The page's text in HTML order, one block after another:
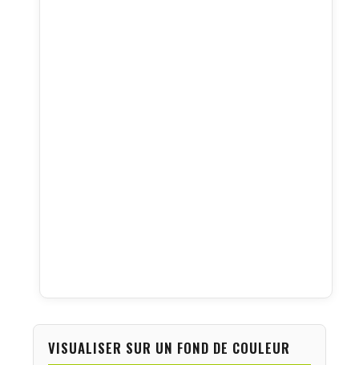
VISUALISER SUR UN FOND DE COULEUR